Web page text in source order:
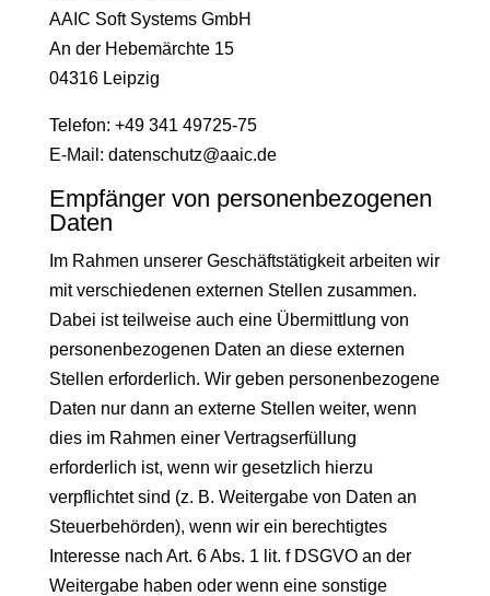
AAIC Soft Systems GmbH
An der Hebemärchte 15
04316 Leipzig
Telefon: +49 341 49725-75
E-Mail: datenschutz@aaic.de
Empfänger von personenbezogenen
Daten
Im Rahmen unserer Geschäftstätigkeit arbeiten wir
mit verschiedenen externen Stellen zusammen.
Dabei ist teilweise auch eine Übermittlung von
personenbezogenen Daten an diese externen
Stellen erforderlich. Wir geben personenbezogene
Daten nur dann an externe Stellen weiter, wenn
dies im Rahmen einer Vertragserfüllung
erforderlich ist, wenn wir gesetzlich hierzu
verpflichtet sind (z. B. Weitergabe von Daten an
Steuerbehörden), wenn wir ein berechtigtes
Interesse nach Art. 6 Abs. 1 lit. f DSGVO an der
Weitergabe haben oder wenn eine sonstige